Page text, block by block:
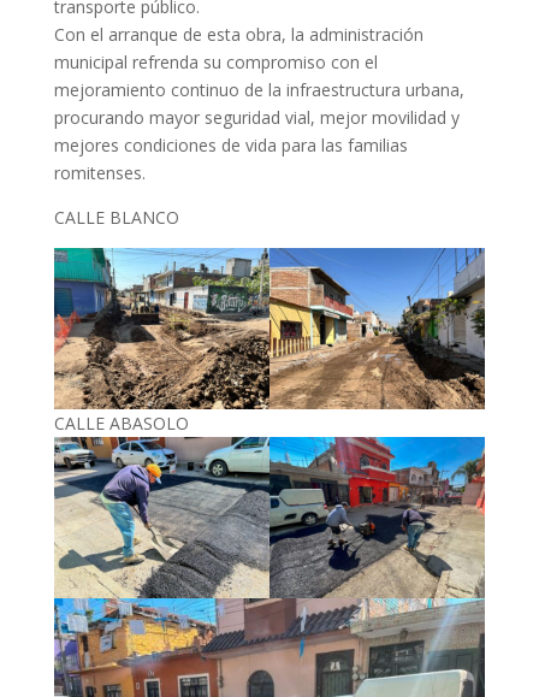
transporte público.
Con el arranque de esta obra, la administración
municipal refrenda su compromiso con el
mejoramiento continuo de la infraestructura urbana,
procurando mayor seguridad vial, mejor movilidad y
mejores condiciones de vida para las familias
romitenses.
CALLE BLANCO
CALLE ABASOLO